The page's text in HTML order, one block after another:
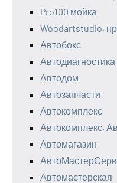
Pro100 мойка
Woodartstudio,
Автобокс
Автодом
Автозапчасти
Автокомплекс
Автокомплекс,
Автомагазин
Автомастерская